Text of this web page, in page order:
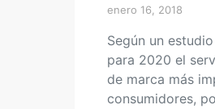
enero 16, 2018
Según un
para 2020 el
de marca más
consumidores,